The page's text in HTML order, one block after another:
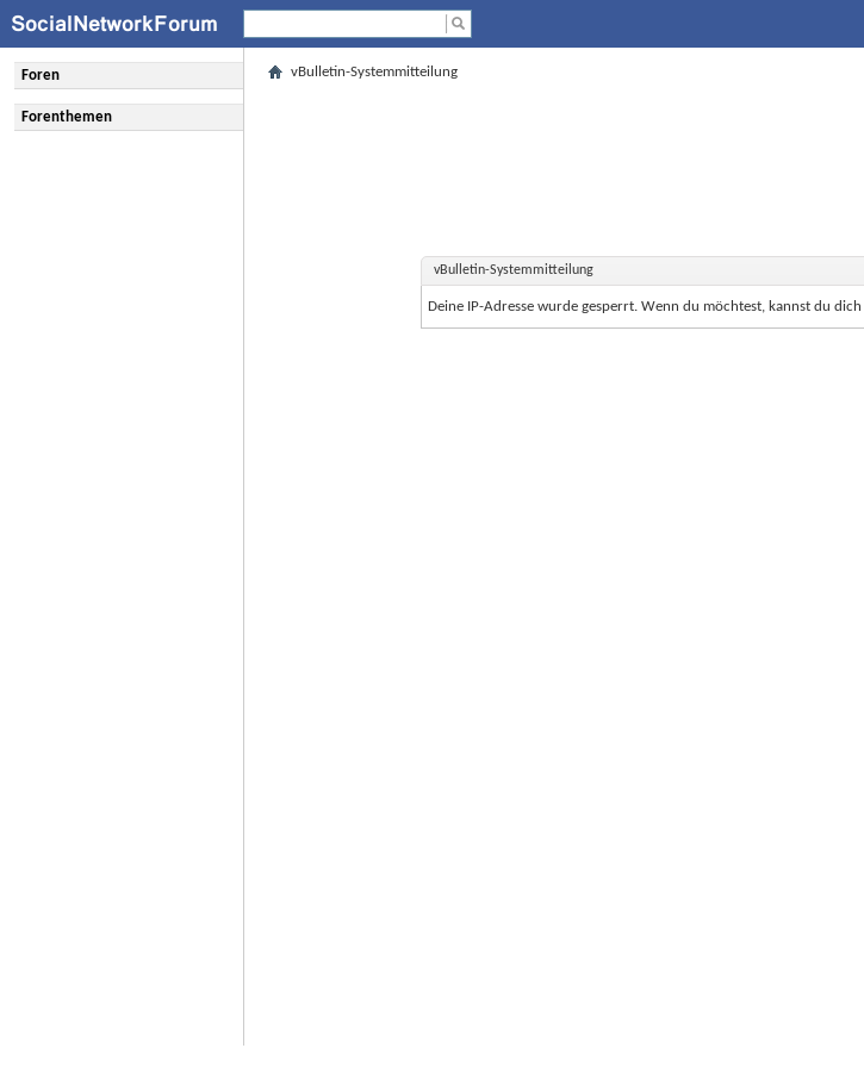
Foren
Forenthemen
vBulletin-Systemmitteilung
vBulletin-Systemmitteilung
Deine IP-Adresse wurde gesperrt. Wenn du möchtest, kannst du dich